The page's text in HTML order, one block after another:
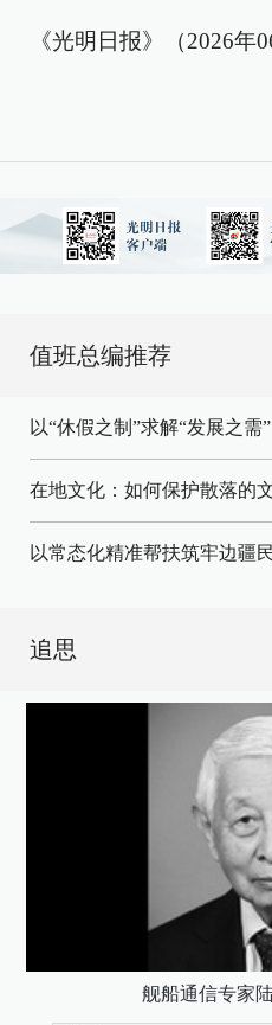
《光明日报》（2026年
值班总编推荐
以“休假之制”求解“发展之需”
在地文化：如何保护散落的
以常态化精准帮扶筑牢边疆
追思
舰船通信专家